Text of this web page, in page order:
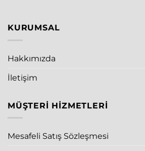
KURUMSAL
Hakkımızda
İletişim
MÜŞTERI HIZMETLERI
Mesafeli Satış Sözleşmesi